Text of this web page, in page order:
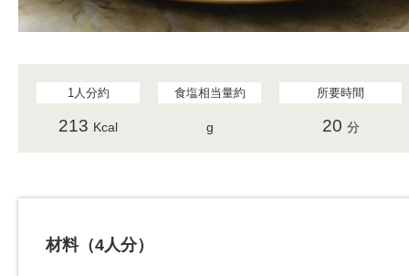
1人分約
213 Kcal
食塩相当量約
g
所要時間
20 分
材料（4人分）